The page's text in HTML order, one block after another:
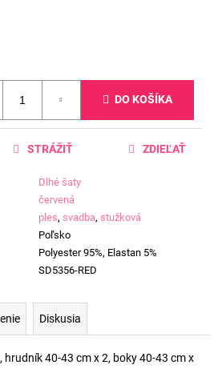
DO KOŠÍKA
Dlhé šaty
červená
ples, svadba, stužková
Poľsko
Polyester 95%, Elastan 5%
SD5356-RED
STRÁŽIŤ ZDIEĽAŤ
Diskusia
hrudník 40-43 cm x 2, boky 40-43 cm x